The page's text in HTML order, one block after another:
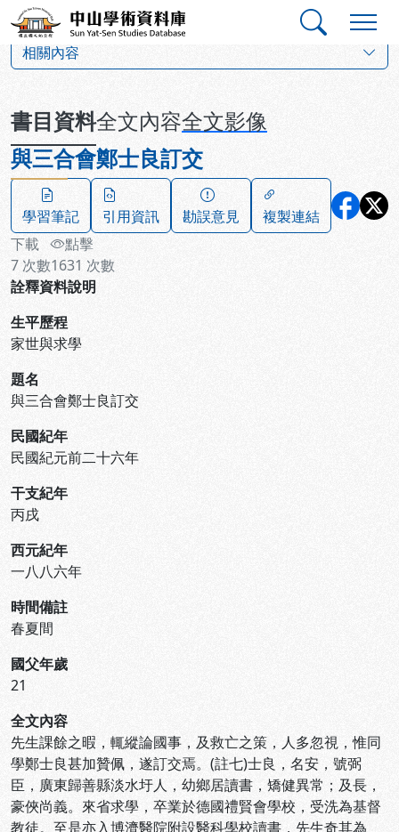
跳到主要內容
中山學術資料庫
相關內容
書目資料全文內容全文影像
與三合會鄭士良訂交
學習筆記 引用資訊 勘誤意見
複製連結
下載
7 次數
點擊
1631 次數
詮釋資料說明
生平歷程
家世與求學
題名
與三合會鄭士良訂交
民國紀年
民國紀元前二十六年
干支紀年
丙戌
西元紀年
一八八六年
時間備註
春夏間
國父年歲
21
全文內容
先生課餘之暇，輒縱論國事，及救亡之策，人多忽視，惟同
學鄭士良甚加贊佩，遂訂交焉。(註七)士良，名安，號弼
臣，廣東歸善縣淡水圩人，幼鄉居讀書，矯健異常；及長，
豪俠尚義。來省求學，卒業於德國禮賢會學校，受洗為基督
教徒。至是亦入博濟醫院附設醫科學校讀書，先生奇其為